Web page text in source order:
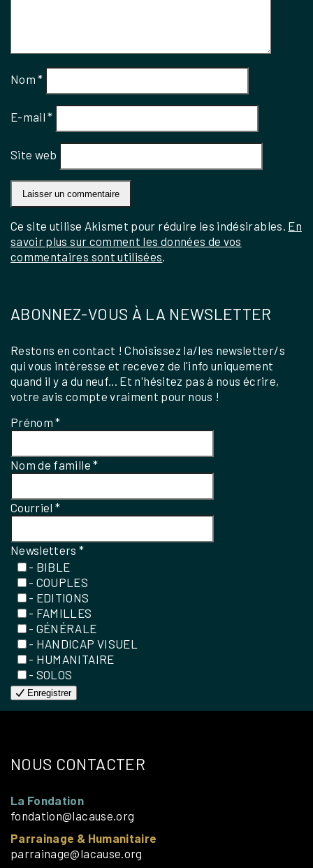
Nom*
E-mail*
Site web
Ce site utilise Akismet pour réduire les indésirables. En
savoir plus sur comment les données de vos
commentaires sont utilisées.
ABONNEZ-VOUS À LA NEWSLETTER
Restons en contact ! Choisissez la/les newsletter/s
qui vous intéresse et recevez de l'info uniquement
quand il y a du neuf... Et n'hésitez pas à nous écrire,
votre avis compte vraiment pour nous !
Prénom*
Nom de famille*
Courriel*
Newsletters*
- BIBLE
- COUPLES
- EDITIONS
- FAMILLES
- GÉNÉRALE
- HANDICAP VISUEL
- HUMANITAIRE
- SOLOS
Enregistrer
NOUS CONTACTER
La Fondation
fondation@lacause.org
Parrainage & Humanitaire
parrainage@lacause.org